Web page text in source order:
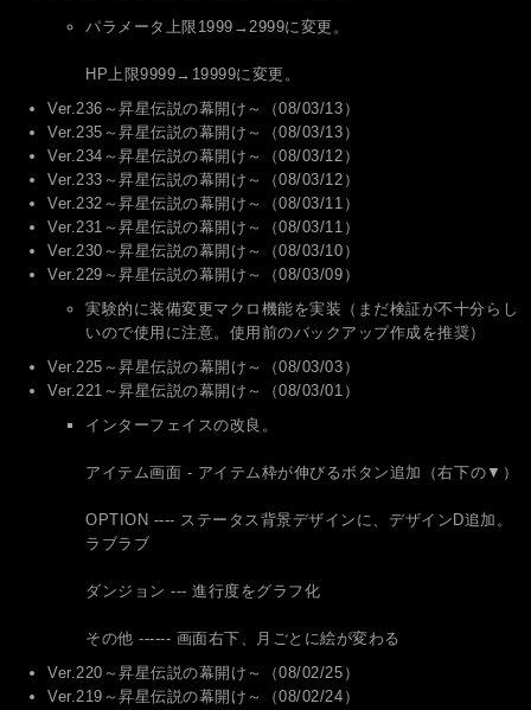
パラメータ上限1999→2999に変更。
HP上限9999→19999に変更。
Ver.236～昇星伝説の幕開け～（08/03/13）
Ver.235～昇星伝説の幕開け～（08/03/13）
Ver.234～昇星伝説の幕開け～（08/03/12）
Ver.233～昇星伝説の幕開け～（08/03/12）
Ver.232～昇星伝説の幕開け～（08/03/11）
Ver.231～昇星伝説の幕開け～（08/03/11）
Ver.230～昇星伝説の幕開け～（08/03/10）
Ver.229～昇星伝説の幕開け～（08/03/09）
実験的に装備変更マクロ機能を実装（まだ検証が不十分らし
いので使用に注意。使用前のバックアップ作成を推奨）
Ver.225～昇星伝説の幕開け～（08/03/03）
Ver.221～昇星伝説の幕開け～（08/03/01）
インターフェイスの改良。
アイテム画面 - アイテム枠が伸びるボタン追加（右下の▼）
OPTION ---- ステータス背景デザインに、デザインD追加。
ラブラブ
ダンジョン --- 進行度をグラフ化
その他 ------ 画面右下、月ごとに絵が変わる
Ver.220～昇星伝説の幕開け～（08/02/25）
Ver.219～昇星伝説の幕開け～（08/02/24）